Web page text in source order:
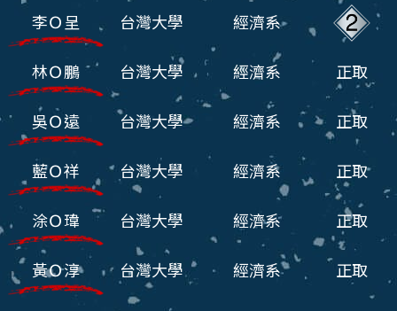
李Ｏ呈 台灣大學 經濟系
林Ｏ鵬 台灣大學 經濟系 正取
吳Ｏ遠 台灣大學 經濟系 正取
藍Ｏ祥 台灣大學 經濟系 正取
涂Ｏ瑋 台灣大學 經濟系 正取
黃Ｏ淳 台灣大學 經濟系 正取